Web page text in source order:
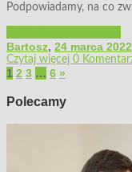
Podpowiadamy, na co
Bartosz, 24 marca 2022
Czytaj więcej 0
1 2 3 … 6 »
Polecamy